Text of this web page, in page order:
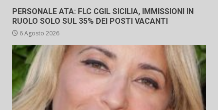
PERSONALE ATA: FLC CGIL SICILIA, IMMISSIONI IN
RUOLO SOLO SUL 35% DEI POSTI VACANTI
6 Agosto 2026